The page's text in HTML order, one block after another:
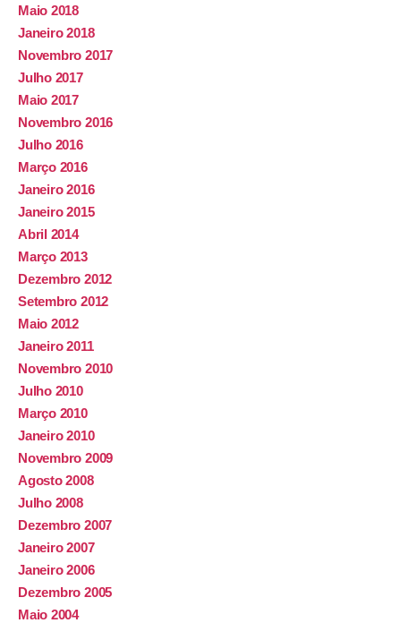
Maio 2018
Janeiro 2018
Novembro 2017
Julho 2017
Maio 2017
Novembro 2016
Julho 2016
Março 2016
Janeiro 2016
Janeiro 2015
Abril 2014
Março 2013
Dezembro 2012
Setembro 2012
Maio 2012
Janeiro 2011
Novembro 2010
Julho 2010
Março 2010
Janeiro 2010
Novembro 2009
Agosto 2008
Julho 2008
Dezembro 2007
Janeiro 2007
Janeiro 2006
Dezembro 2005
Maio 2004